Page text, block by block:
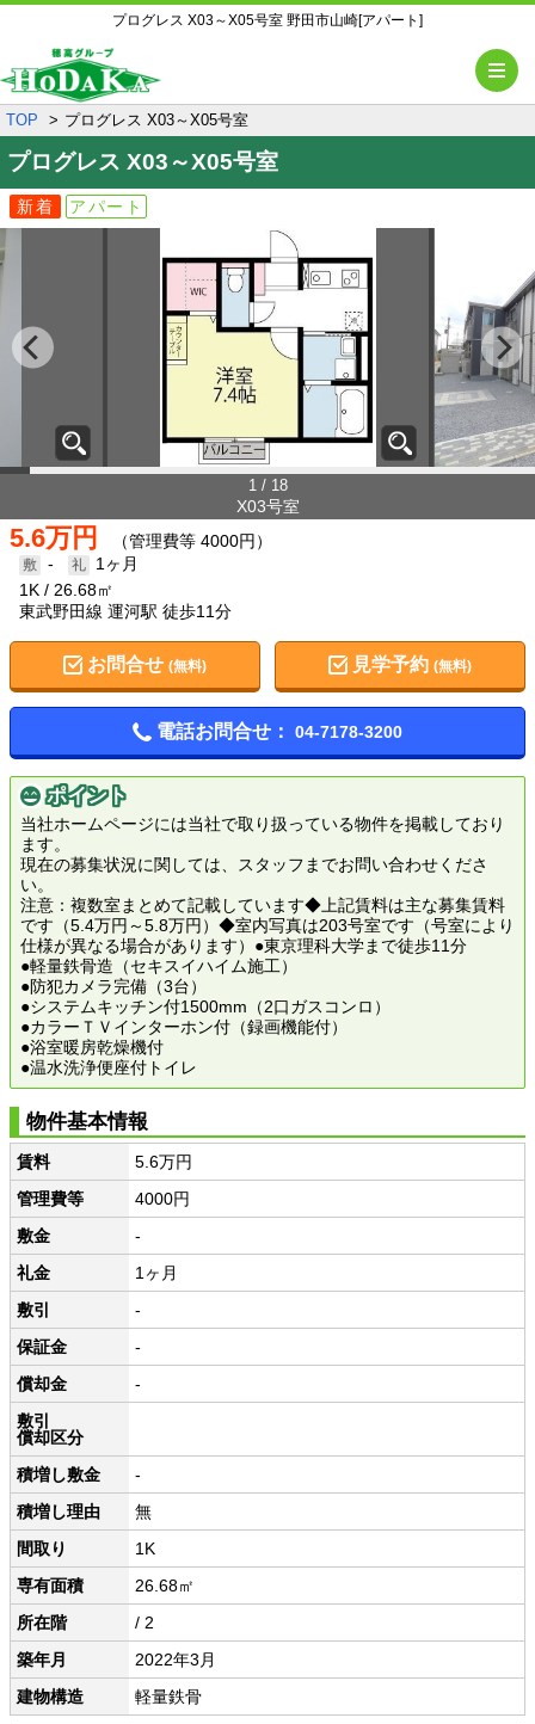
プログレス X03～X05号室 野田市山崎[アパート]
TOP プログレス X03～X05号室
プログレス X03～X05号室
新着 アパート
1 / 18
X03号室
5.6万円 （管理費等 4000円）
-
1ヶ月
1K
26.68㎡
東武野田線 運河駅 徒歩11分
お問合せ (無料) 見学予約(無料)
電話お問合せ： 04-7178-3200
ポイント
当社ホームページには当社で取り扱っている物件を掲載しており
ます。
現在の募集状況に関しては、スタッフまでお問い合わせくださ
い。
注意：複数室まとめて記載しています◆上記賃料は主な募集賃料
です（5.4万円～5.8万円）◆室内写真は203号室です（号室により
仕様が異なる場合があります）●東京理科大学まで徒歩11分
●軽量鉄骨造（セキスイハイム施工）
●防犯カメラ完備（3台）
●システムキッチン付1500mm（2口ガスコンロ）
●カラーＴＶインターホン付（録画機能付）
●浴室暖房乾燥機付
●温水洗浄便座付トイレ
物件基本情報
賃料
5.6万円
管理費等
4000円
敷金
-
礼金
1ヶ月
敷引
-
保証金
-
償却金
-
敷引
償却区分
積増し敷金
-
積増し理由
無
間取り
1K
専有面積
26.68㎡
所在階
/ 2
築年月
2022年3月
建物構造
軽量鉄骨